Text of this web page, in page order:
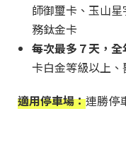
師御璽卡、玉山
務鈦金卡
每次最多７天，
卡白金等級以上
適用停車場：連勝停